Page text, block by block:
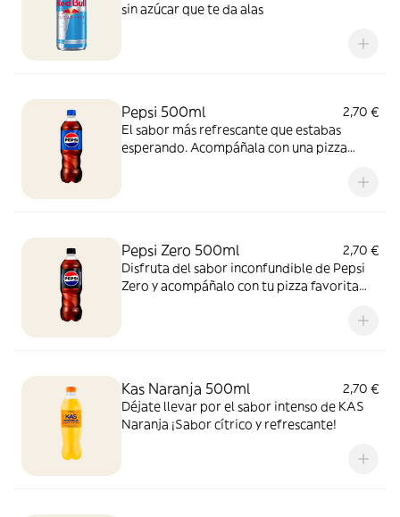
sin azúcar que te da alas
Pepsi 500ml
2,70 €
El sabor más refrescante que estabas
esperando. Acompáñala con una pizza
Pepsi Zero 500ml
2,70 €
Disfruta del sabor inconfundible de Pepsi
Zero y acompáñalo con tu pizza favorita
Kas Naranja 500ml
2,70 €
Déjate llevar por el sabor intenso de KAS
Naranja ¡Sabor cítrico y refrescante!